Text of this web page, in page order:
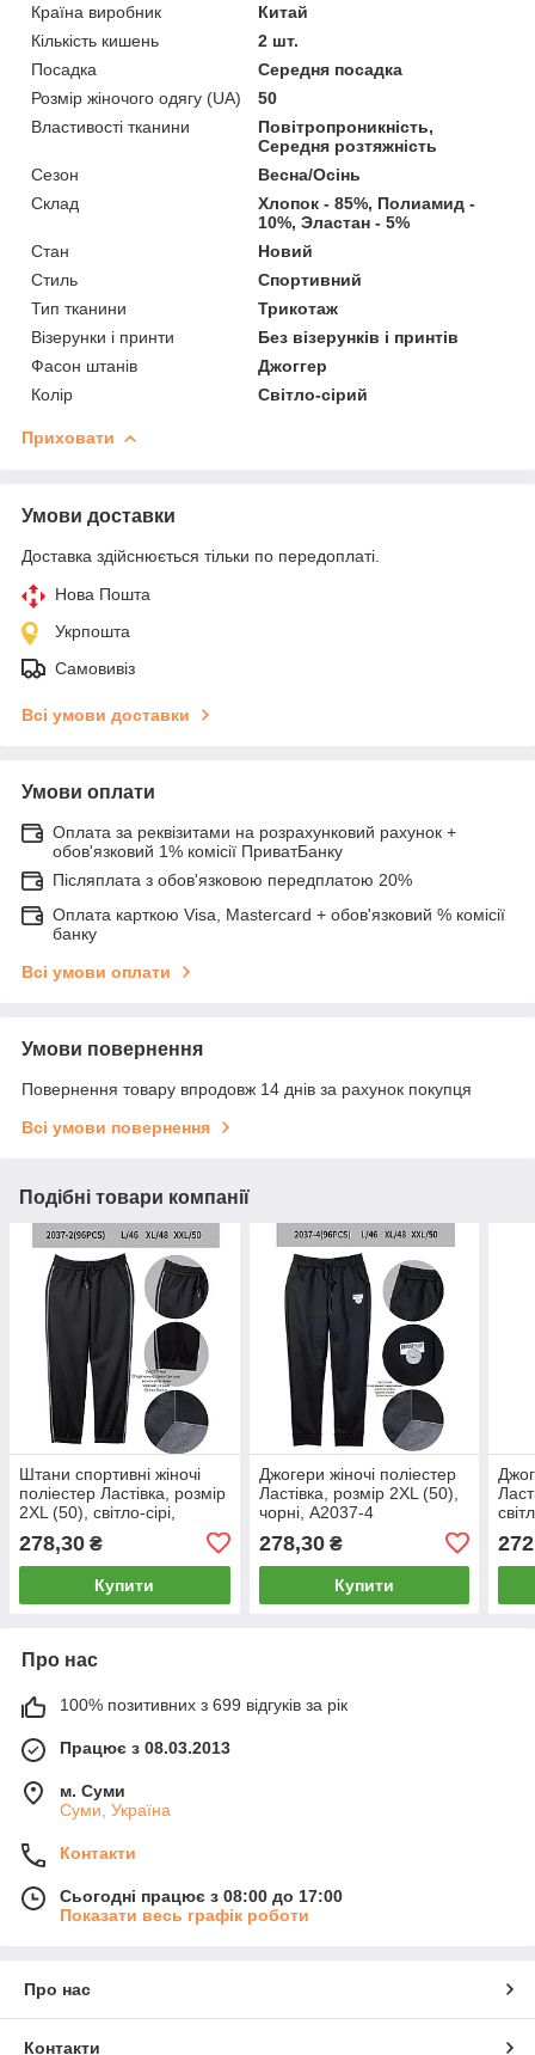
Країна виробник
Китай
Кількість кишень
2 шт.
Посадка
Середня посадка
Розмір жіночого одягу (UA)
50
Властивості тканини
Повітропроникність,
Середня розтяжність
Сезон
Весна/Осінь
Склад
Хлопок - 85%, Полиамид -
10%, Эластан - 5%
Стан
Новий
Стиль
Спортивний
Тип тканини
Трикотаж
Візерунки і принти
Без візерунків і принтів
Фасон штанів
Джоггер
Колір
Світло-сірий
Приховати
Умови доставки
Доставка здійснюється тільки по передоплаті.
Нова Пошта
Укрпошта
Самовивіз
Всі умови доставки
Умови оплати
Оплата за реквізитами на розрахунковий рахунок +
обов'язковий 1% комісії ПриватБанку
Післяплата з обов'язковою передплатою 20%
Оплата карткою Visa, Mastercard + обов'язковий % комісії
банку
Всі умови оплати
Умови повернення
Повернення товару впродовж 14 днів за рахунок покупця
Всі умови повернення
Подібні товари компанії
Штани спортивні жіночі
поліестер Ластівка, розмір
2XL (50), світло-сірі,
278,30 ₴
Купити
Джогери жіночі поліестер
Ластівка, розмір 2XL (50),
чорні, А2037-4
278,30₴
Купити
Про нас
100% позитивних з 699 відгуків за рік
Працює з 08.03.2013
м. Суми
Суми, Україна
Контакти
Сьогодні працює з 08:00 до 17:00
Показати весь графік роботи
Про нас
Контакти